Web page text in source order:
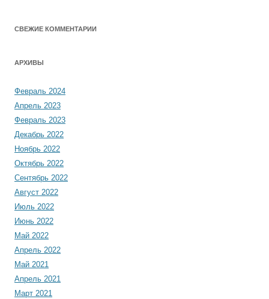
СВЕЖИЕ КОММЕНТАРИИ
АРХИВЫ
Февраль 2024
Апрель 2023
Февраль 2023
Декабрь 2022
Ноябрь 2022
Октябрь 2022
Сентябрь 2022
Август 2022
Июль 2022
Июнь 2022
Май 2022
Апрель 2022
Май 2021
Апрель 2021
Март 2021